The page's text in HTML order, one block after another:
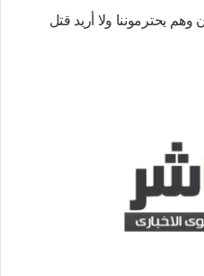
يحترموننا ولا أريد قتل